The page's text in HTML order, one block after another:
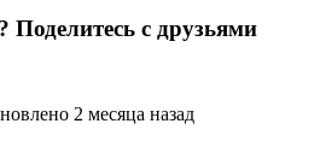
с друзьями
2 месяца назад